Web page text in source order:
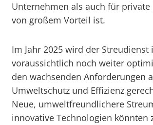
Unternehmen als auch für private
von großem Vorteil ist.
Im Jahr 2025 wird der Streudienst
voraussichtlich noch weiter
den wachsenden Anforderungen
Umweltschutz und Effizienz
Neue, umweltfreundlichere
innovative Technologien könnten